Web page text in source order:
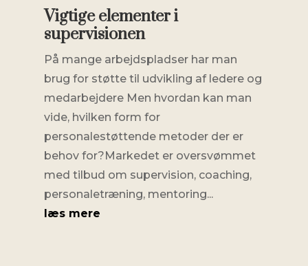
Vigtige elementer i
supervisionen
På mange arbejdspladser har man
brug for støtte til udvikling af ledere og
medarbejdere Men hvordan kan man
vide, hvilken form for
personalestøttende metoder der er
behov for?Markedet er oversvømmet
med tilbud om supervision, coaching,
personaletræning, mentoring...
læs mere